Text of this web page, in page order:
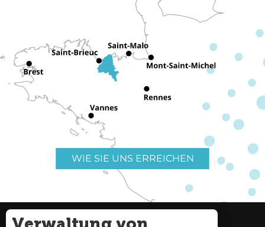
WIE SIE UNS ERREICHEN
Nützliche Links